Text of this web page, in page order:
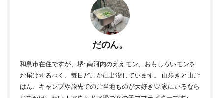
だのん。
和泉市在住ですが、堺･南河内のええモン、おもしろいモンを
お届けするべく、毎日どこかに出没しています。 山歩きと山ご
はん、キャンプや旅先でのご当地ものが大好き♡ 家にいるなら